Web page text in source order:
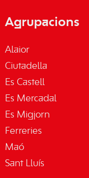
Agrupacions
Alaior
Ciutadella
Es Castell
Es Mercadal
Es Migjorn
Ferreries
Maó
Sant Lluís